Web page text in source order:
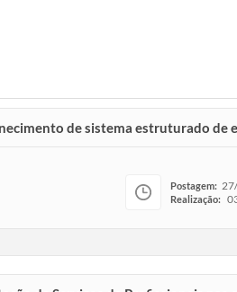
de sistema estruturado
Postagem:
Realização: